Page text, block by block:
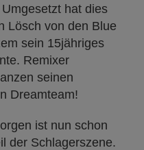
hat dies
Lösch von den Blue
sein 15jähriges
Remixer
seinen
Dreamteam!
ist nun schon
der Schlagerszene.